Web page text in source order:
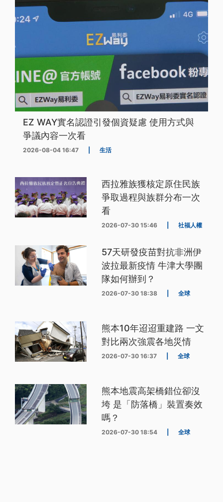
EZ WAY實名認證引發個資疑慮 使用方式與
爭議內容一次看
2026-08-04 16:47 生活
西拉雅族獲核定原住民族
爭取過程與族群分布一次
看
2026-07-30 15:46 社福人權
57天研發疫苗對抗非洲伊
波拉最新疫情 牛津大學團
隊如何辦到？
2026-07-30 18:38 全球
熊本10年迢迢重建路 一文
對比兩次強震各地災情
2026-07-30 16:37 全球
熊本地震高架橋錯位卻沒
垮 是「防落橋」裝置奏效
嗎？
2026-07-30 18:54 全球